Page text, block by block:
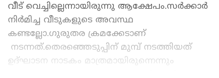
വീട് വെച്ചില്ലെന്നായിരുന്നു ആക്ഷേപം.സർക്കാർ
നിര്‍മിച്ച വീടുകളുടെ അവസ്ഥ
കണ്ടല്ലോ.ഗുരുതര ക്രമക്കേടാണ്
നടന്നത്.തെരഞ്ഞെടുപ്പിന് മുമ്പ് നടത്തിയത്
ഉദ്ഘാടന നാടകം മാത്രമായിരുന്നെന്നും